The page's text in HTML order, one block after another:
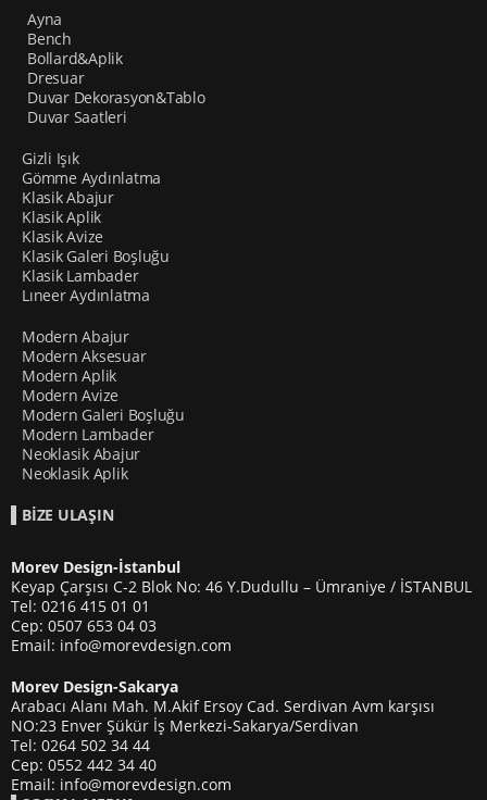
Ayna
Bench
Bollard&Aplik
Dresuar
Duvar Dekorasyon&Tablo
Duvar Saatleri
Gizli Işık
Gömme Aydınlatma
Klasik Abajur
Klasik Aplik
Klasik Avize
Klasik Galeri Boşluğu
Klasik Lambader
Lıneer Aydınlatma
Modern Abajur
Modern Aksesuar
Modern Aplik
Modern Avize
Modern Galeri Boşluğu
Modern Lambader
Neoklasik Abajur
Neoklasik Aplik
BİZE ULAŞIN
Morev Design-İstanbul
Keyap Çarşısı C-2 Blok No: 46 Y.Dudullu – Ümraniye / İSTANBUL
Tel: 0216 415 01 01
Cep: 0507 653 04 03
Email: info@morevdesign.com
Morev Design-Sakarya
Arabacı Alanı Mah. M.Akif Ersoy Cad. Serdivan Avm karşısı
NO:23 Enver Şükür İş Merkezi-Sakarya/Serdivan
Tel: 0264 502 34 44
Cep: 0552 442 34 40
Email: info@morevdesign.com